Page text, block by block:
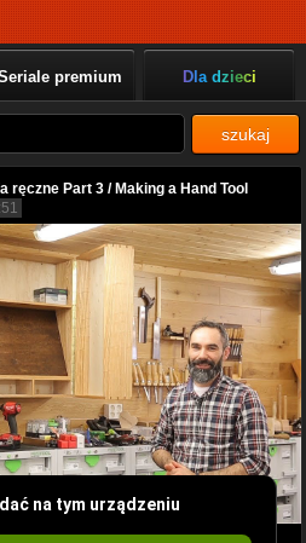
premium Dla dzieci
szukaj
ręczne Part 3 / Making a Hand Tool
na tym urządzeniu